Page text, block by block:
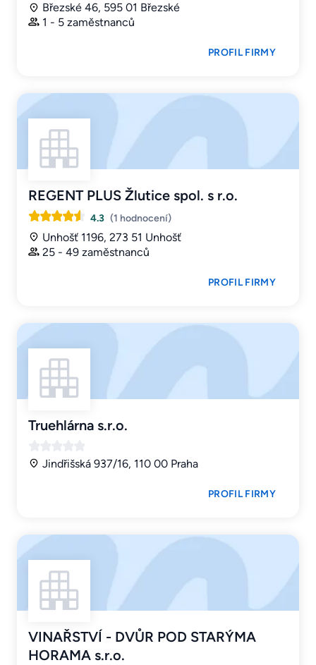
Březské 46, 595 01 Březské
1 - 5 zaměstnanců
PROFIL FIRMY
REGENT PLUS Žlutice spol. s r.o.
4.3 (1 hodnocení)
Unhošť 1196, 273 51 Unhošť
25 - 49 zaměstnanců
PROFIL FIRMY
Truehlárna s.r.o.
Jindřišská 937/16, 110 00 Praha
PROFIL FIRMY
VINAŘSTVÍ - DVŮR POD STARÝMA
HORAMA s.r.o.